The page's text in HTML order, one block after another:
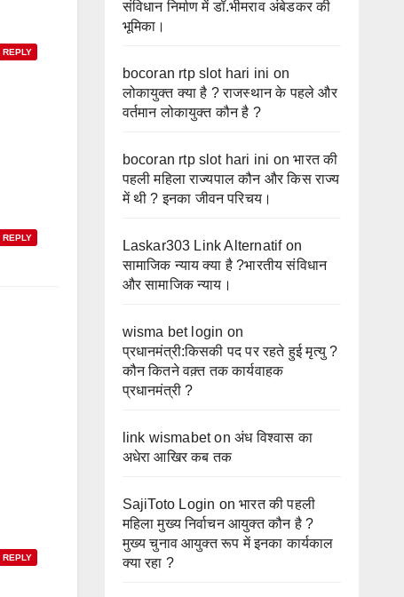
REPLY
REPLY
REPLY
संविधान निर्माण में डॉ.भीमराव अंबेडकर की
भूमिका।
bocoran rtp slot hari ini on
लोकायुक्त क्या है ? राजस्थान के पहले और
वर्तमान लोकायुक्त कौन है ?
bocoran rtp slot hari ini onभारत की
पहली महिला राज्यपाल कौन और किस राज्य
में थी ? इनका जीवन परिचय।
Laskar303 Link Alternatifon
सामाजिक न्याय क्या है ?भारतीय संविधान
और सामाजिक न्याय।
wisma bet login on
प्रधानमंत्री:किसकी पद पर रहते हुई मृत्यु ?
कौन कितने वक़्त तक कार्यवाहक
प्रधानमंत्री ?
link wismabeton अंध विश्वास का
अधेरा आखिर कब तक
SajiToto Login onभारत की पहली
महिला मुख्य निर्वाचन आयुक्त कौन है ?
मुख्य चुनाव आयुक्त रूप में इनका कार्यकाल
क्या रहा ?